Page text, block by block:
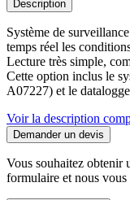
Description
Système de
temps réel les
Lecture très simple,
Cette option inclus le
A07227) et le
Voir la description
Demander un devis
Vous souhaitez obtenir
formulaire et nous vous